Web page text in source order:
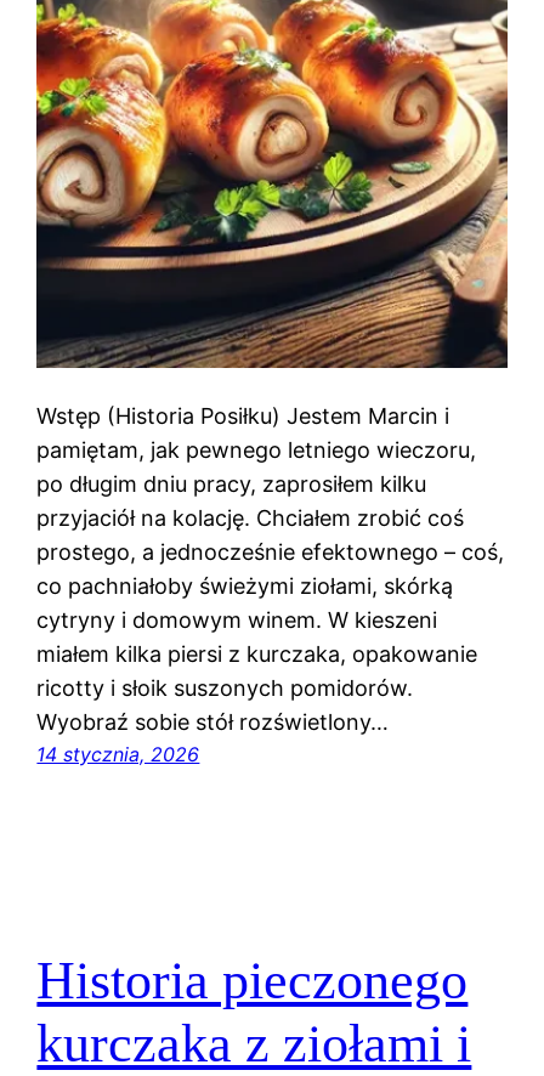
Wstęp (Historia Posiłku) Jestem Marcin i
pamiętam, jak pewnego letniego wieczoru,
po długim dniu pracy, zaprosiłem kilku
przyjaciół na kolację. Chciałem zrobić coś
prostego, a jednocześnie efektownego – coś,
co pachniałoby świeżymi ziołami, skórką
cytryny i domowym winem. W kieszeni
miałem kilka piersi z kurczaka, opakowanie
ricotty i słoik suszonych pomidorów.
Wyobraź sobie stół rozświetlony…
14 stycznia, 2026
Historia pieczonego
kurczaka z ziołami i